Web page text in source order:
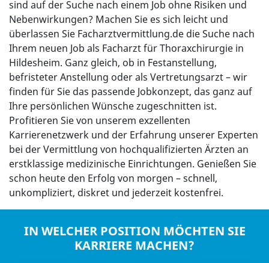
sind auf der Suche nach einem Job ohne Risiken und
Nebenwirkungen? Machen Sie es sich leicht und
überlassen Sie Facharztvermittlung.de die Suche nach
Ihrem neuen Job als Facharzt für Thoraxchirurgie in
Hildesheim. Ganz gleich, ob in Festanstellung,
befristeter Anstellung oder als Vertretungsarzt – wir
finden für Sie das passende Jobkonzept, das ganz auf
Ihre persönlichen Wünsche zugeschnitten ist.
Profitieren Sie von unserem exzellenten
Karrierenetzwerk und der Erfahrung unserer Experten
bei der Vermittlung von hochqualifizierten Ärzten an
erstklassige medizinische Einrichtungen. Genießen Sie
schon heute den Erfolg von morgen – schnell,
unkompliziert, diskret und jederzeit kostenfrei.
IN WELCHER POSITION MÖCHTEN SIE
KARRIERE MACHEN?